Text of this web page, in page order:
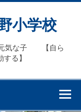
小学校
な子 【自ら
る】